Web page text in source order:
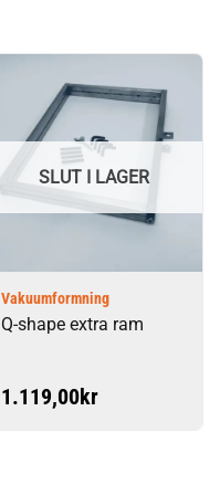
SLUT I LAGER
Vakuumformning
Q-shape extra ram
1.119,00kr